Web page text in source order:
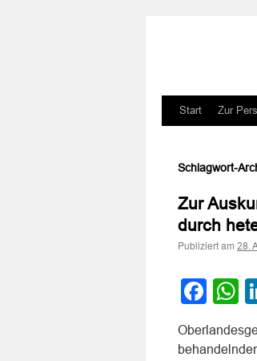
Zum
springen
Start Zur
Schlagwort-
Zur
durch
Publiziert am 28.